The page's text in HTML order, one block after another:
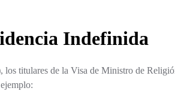
Indefinida
titulares de la Visa de Ministro de